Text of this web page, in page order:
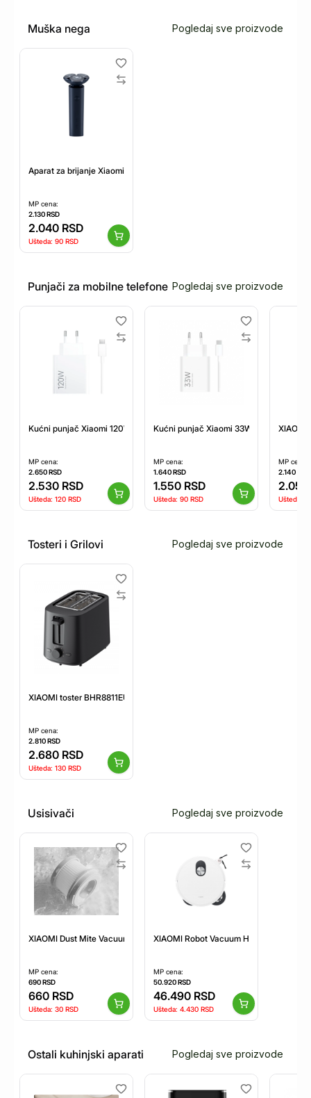
Muška nega Pogledaj sve proizvode
Aparat za brijanje Xiaomi Mi S101 EU/3 kružna noža/punjivi
MP cena:
2.130RSD
2.040 RSD
Ušteda: 90 RSD
Punjači za mobilne telefone Pogledaj sve proizvode
Kućni punjač Xiaomi 120W HyperCharge Combo (Type A-Type C) sa
MP cena:
2.650RSD
2.530 RSD
Ušteda: 120 RSD
Kućni punjač Xiaomi 33W Charging
MP cena:
1.640RSD
1.550 RSD
Ušteda: 90 RSD
XIAOMI
MP cena:
2.140
2.050
Ušteda:
Tosteri i Grilovi Pogledaj sve proizvode
XIAOMI toster BHR8811EU
MP cena:
2.810RSD
2.680 RSD
Ušteda: 130 RSD
Usisivači Pogledaj sve proizvode
XIAOMI Dust Mite Vacuum Cleaner Filter 2-Pack (BHR8386GL)
MP cena:
690RSD
660 RSD
Ušteda: 30 RSD
XIAOMI Robot Vacuum H50 Pro EU
MP cena:
50.920RSD
46.490 RSD
Ušteda: 4.430 RSD
Ostali kuhinjski aparati Pogledaj sve proizvode